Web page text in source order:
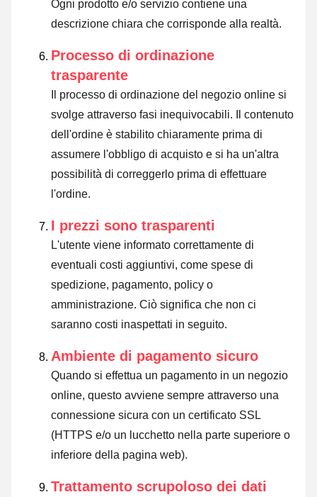
Ogni prodotto e/o servizio contiene una
descrizione chiara che corrisponde alla realtà.
Processo di ordinazione
trasparente
Il processo di ordinazione del negozio online si
svolge attraverso fasi inequivocabili. Il contenuto
dell'ordine è stabilito chiaramente prima di
assumere l'obbligo di acquisto e si ha un'altra
possibilità di correggerlo prima di effettuare
l'ordine.
I prezzi sono trasparenti
L'utente viene informato correttamente di
eventuali costi aggiuntivi, come spese di
spedizione, pagamento, policy o
amministrazione. Ciò significa che non ci
saranno costi inaspettati in seguito.
Ambiente di pagamento sicuro
Quando si effettua un pagamento in un negozio
online, questo avviene sempre attraverso una
connessione sicura con un certificato SSL
(HTTPS e/o un lucchetto nella parte superiore o
inferiore della pagina web).
Trattamento scrupoloso dei dati